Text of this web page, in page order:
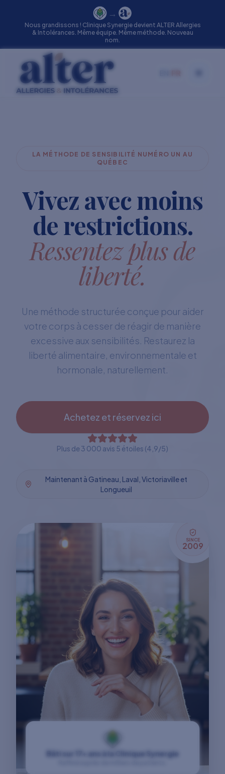
→
Nous grandissons ! Clinique Synergie devient ALTER Allergies
& Intolérances. Même équipe. Même méthode. Nouveau
nom.
LA MÉTHODE DE SENSIBILITÉ NUMÉRO UN AU
QUÉBEC
Vivez avec moins
de restrictions.
Ressentez plus de
liberté.
Une méthode structurée conçue pour aider
votre corps à cesser de réagir de manière
excessive aux sensibilités. Restaurez la
liberté alimentaire, environnementale et
hormonale, naturellement.
Achetez et réservez ici
Plus de 3 000 avis 5 étoiles (4,9/5)
Maintenant à Gatineau, Laval, Victoriaville et
Longueuil
SINCE
2009
Bâti sur 17+ ans à la Clinique Synergie